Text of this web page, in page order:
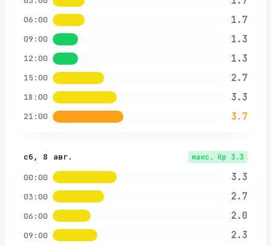
06:00 1.7
09:00 1.3
12:00 1.3
15:00 2.7
18:00 3.3
21:00 3.7
сб, 8 авг. макс. Kp 3.3
00:00 3.3
03:00 2.7
06:00 2.0
09:00 2.3